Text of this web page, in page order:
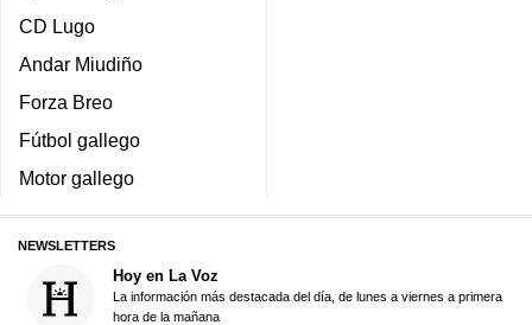
CD Lugo
Andar Miudiño
Forza Breo
Fútbol gallego
Motor gallego
NEWSLETTERS
Hoy en La Voz
La información más destacada del día, de lunes a viernes a primera
hora de la mañana